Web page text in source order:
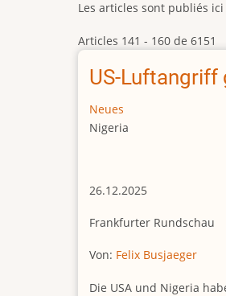
Les articles sont publiés
Articles 141 - 160 de 6151
US-Luftangriff
Neues
Nigeria
26.12.2025
Frankfurter Rundschau
Von: Felix Busjaeger
Die USA und Nigeria